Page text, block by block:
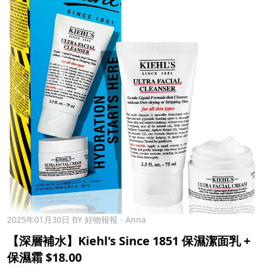
2025年01月30日 BY 好物報報 - Anna
【深層補水】Kiehl's Since 1851 保濕潔面乳 +
保濕霜 $18.00